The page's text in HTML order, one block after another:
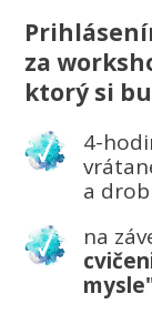
za
ktorý si
4-
a
na